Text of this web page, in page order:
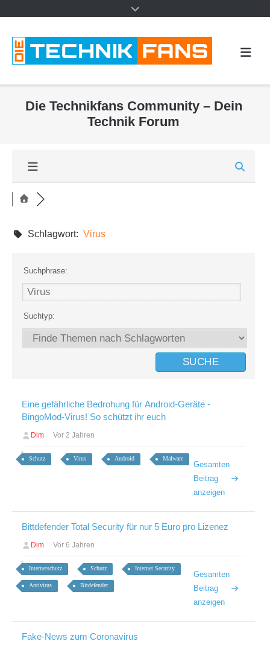
Die Technikfans Community – Dein
Technik Forum
Schlagwort: Virus
Suchphrase:
Suchtyp:
Eine gefährliche Bedrohung für Android-Geräte -
BingoMod-Virus! So schützt ihr euch
Dim Vor 2 Jahren
Schutz Virus Android Malware
Gesamten
Beitrag
anzeigen
Bittdefender Total Security für nur 5 Euro pro Lizenez
Dim Vor 6 Jahren
Internetschutz Schutz Internet Security
Antivirus Bitdefender
Gesamten
Beitrag
anzeigen
Fake-News zum Coronavirus